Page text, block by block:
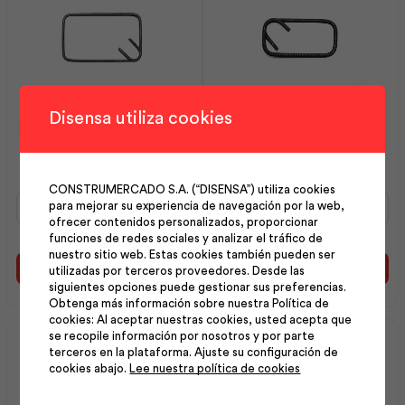
Andec
|
Andec
cantidad
Añadir al carrito
Andec
mm
10x20
cm
|
Andec
cantidad
Añadir al carrito
Disensa utiliza cookies
CONSTRUMERCADO S.A. (“DISENSA”) utiliza cookies
para mejorar su experiencia de navegación por la web,
ofrecer contenidos personalizados, proporcionar
funciones de redes sociales y analizar el tráfico de
nuestro sitio web. Estas cookies también pueden ser
utilizadas por terceros proveedores. Desde las
siguientes opciones puede gestionar sus preferencias.
Obtenga más información sobre nuestra Política de
cookies: Al aceptar nuestras cookies, usted acepta que
se recopile información por nosotros y por parte
terceros en la plataforma. Ajuste su configuración de
cookies abajo. Lee nuestra política de cookies